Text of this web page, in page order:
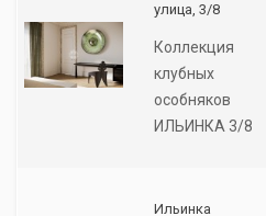
улица, 3/8
Коллекция
клубных
особняков
ИЛЬИНКА 3/8
Ильинка